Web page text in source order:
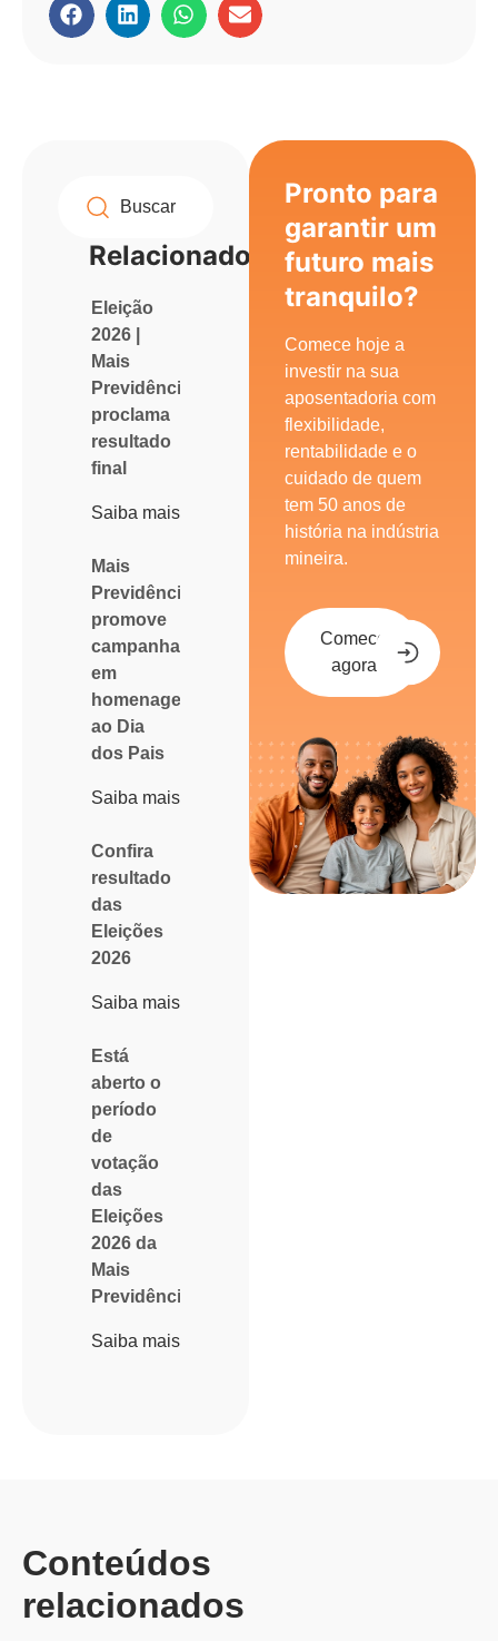
Relacionados
Eleição
2026 |
Mais
Previdência
proclama
resultado
final
Saiba mais
Mais
Previdência
promove
campanha
em
homenagem
ao Dia
dos Pais
Saiba mais
Confira
resultado
das
Eleições
2026
Saiba mais
Está
aberto o
período
de
votação
das
Eleições
2026 da
Mais
Previdência
Saiba mais
Pronto para
garantir um
futuro mais
tranquilo?
Comece hoje a
investir na sua
aposentadoria com
flexibilidade,
rentabilidade e o
cuidado de quem
tem 50 anos de
história na indústria
mineira.
Comece
agora
Conteúdos
relacionados